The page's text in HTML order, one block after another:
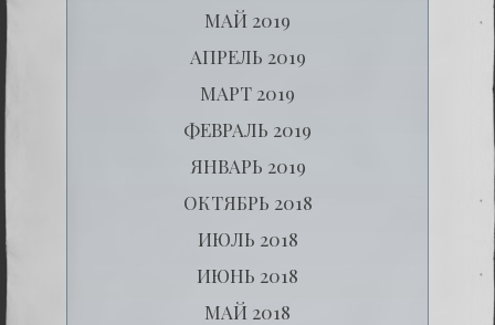
МАЙ 2019
АПРЕЛЬ 2019
МАРТ 2019
ФЕВРАЛЬ 2019
ЯНВАРЬ 2019
ОКТЯБРЬ 2018
ИЮЛЬ 2018
ИЮНЬ 2018
МАЙ 2018